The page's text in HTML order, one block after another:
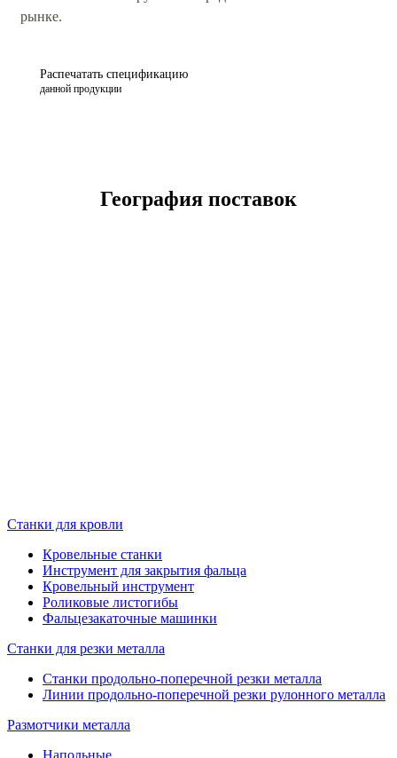
рынке.
Распечатать спецификацию
данной продукции
География поставок
Станки для кровли
Кровельные станки
Инструмент для закрытия фальца
Кровельный инструмент
Роликовые листогибы
Фальцезакаточные машинки
Станки для резки металла
Станки продольно-поперечной резки металла
Линии продольно-поперечной резки рулонного металла
Размотчики металла
Напольные